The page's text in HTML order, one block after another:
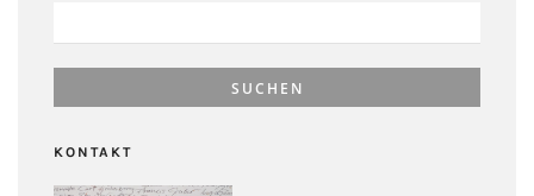
KONTAKT